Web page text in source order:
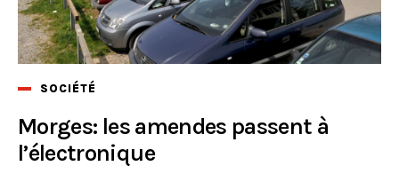
SOCIÉTÉ
Morges: les amendes passent à
l’électronique